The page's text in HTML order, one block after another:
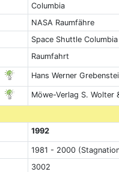
Columbia
NASA Raumfähre
Space Shuttle Columbia
Raumfahrt
Hans Werner
Möwe-Verlag S. Wolter
1992
1981 - 2000
3002